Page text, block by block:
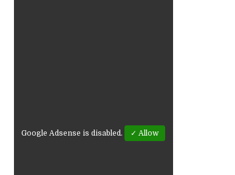
Google Adsense is disabled. ✓ Allow